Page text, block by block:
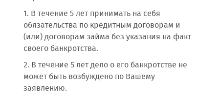
1. В течение 5 лет принимать на себя
обязательства по кредитным договорам и
(или) договорам займа без указания на факт
своего банкротства.
2. В течение 5 лет дело о его банкротстве не
может быть возбуждено по Вашему
заявлению.